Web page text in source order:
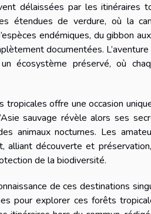
délaissées par les itinéraires
étendues de verdure, où la
endémiques, du gibbon
documentées.
écosystème préservé, où
tropicales offre une occasion
sauvage révèle alors ses
animaux nocturnes. Les
alliant découverte et
de la biodiversité.
de ces destinations
pour explorer ces forêts